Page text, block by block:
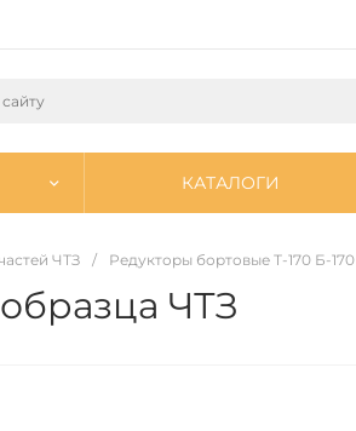
КАТАЛОГИ
ЧТЗ / Редукторы бортовые Т-170 Б-170
ЧТЗ